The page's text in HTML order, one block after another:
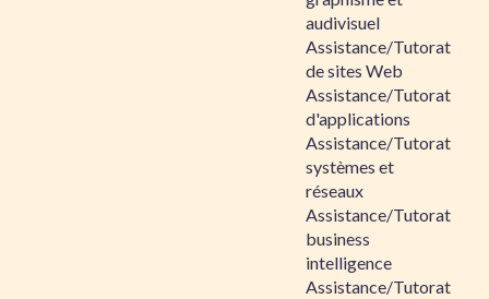
audivisuel
Assistance/Tutorat
de sites Web
Assistance/Tutorat
d'applications
Assistance/Tutorat
systèmes et
réseaux
Assistance/Tutorat
business
intelligence
Assistance/Tutorat